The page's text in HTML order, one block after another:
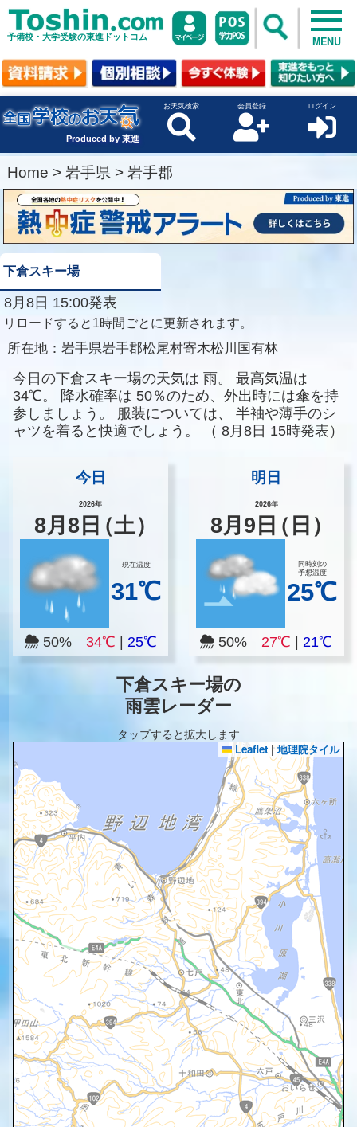
予備校・大学受験の東進ドットコム MENU
Produced by 東進
お天気検索 会員登録 ログイン
Home > 岩手県 > 岩手郡
下倉スキー場
8月8日 15:00発表
リロードすると1時間ごとに更新されます。
所在地： 岩手県岩手郡松尾村寄木松川国有林
今日の下倉スキー場の天気は 雨。
最高気温は
34℃。
降水確率は 50％のため、外出時には傘を持
参しましょう。
服装については、
半袖や薄手のシ
ャツを着ると快適でしょう。
（ 8月8日 15時発表）
今日
2026年
8月8 日（土）
現在温度
31℃
50% 34℃ 25℃
明日
2026年
8月 9 日（日）
同時刻の
予想温度
25℃
50%27℃ |21℃
下倉スキー場の
雨雲レーダー
タップすると拡大します
Leaflet | 地理院タイル